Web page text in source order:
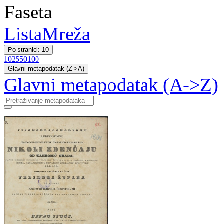
Faseta
ListaMreža
Po stranici: 10
102550100
Glavni metapodatak (Z->A)
Glavni metapodatak (A->Z)